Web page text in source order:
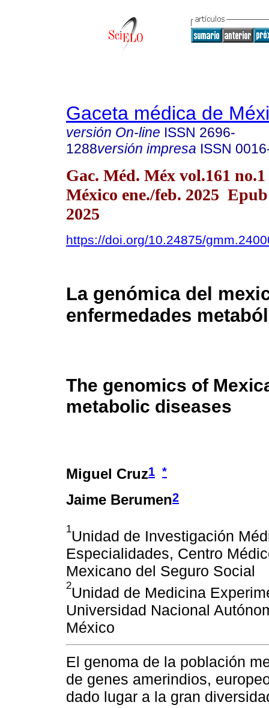
Gaceta médica de
versión On-line ISSN 2696-
1288versión impresa ISSN
Gac. Méd. Méx vol.161
México ene./feb. 2025
2025
https://doi.org/10.24875/
La genómica del
enfermedades
The genomics of
metabolic diseases
Miguel Cruz1 *
Jaime Berumen2
1Unidad de Investigación
Especialidades, Centro
Mexicano del Seguro Social
2Unidad de Medicina
Universidad Nacional
México
El genoma de la población
de genes amerindios,
dado lugar a la gran